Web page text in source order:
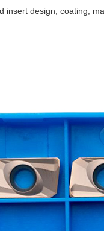
insert design, coating,